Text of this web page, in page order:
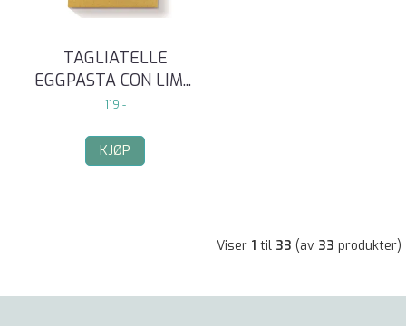
TAGLIATELLE
EGGPASTA CON LIM...
119,-
KJØP
Viser 1 til 33 (av 33 produkter)